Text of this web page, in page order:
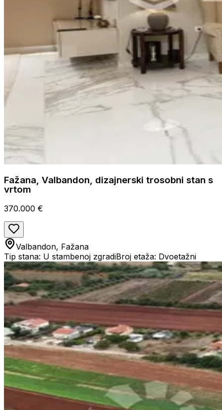
Fažana, Valbandon, dizajnerski trosobni stan s
vrtom
370.000 €
Valbandon, Fažana
Tip stana: U stambenoj zgradiBroj etaža: Dvoetažni